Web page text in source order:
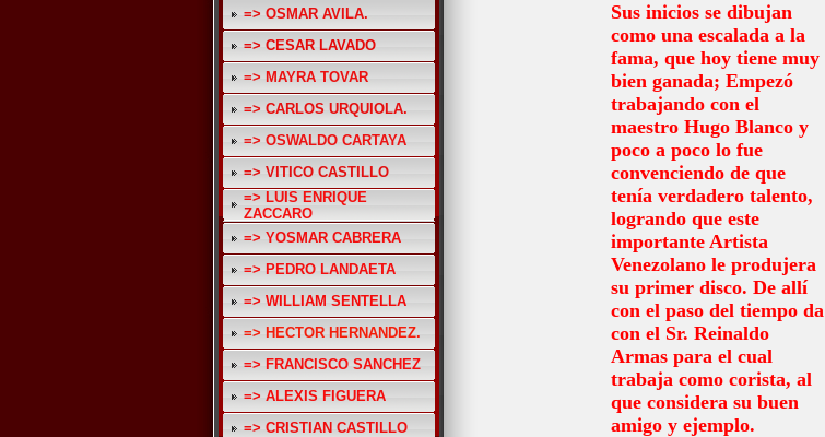
=> OSMAR AVILA.
=> CESAR LAVADO
=> MAYRA TOVAR
=> CARLOS URQUIOLA.
=> OSWALDO CARTAYA
=> VITICO CASTILLO
=> LUIS ENRIQUE
ZACCARO
=> YOSMAR CABRERA
=> PEDRO LANDAETA
=> WILLIAM SENTELLA
=> HECTOR HERNANDEZ.
=> FRANCISCO SANCHEZ
=> ALEXIS FIGUERA
=> CRISTIAN CASTILLO
Sus inicios se dibujan
como una escalada a la
fama, que hoy tiene muy
bien ganada; Empezó
trabajando con el
maestro Hugo Blanco y
poco a poco lo fue
convenciendo de que
tenía verdadero talento,
logrando que este
importante Artista
Venezolano le produjera
su primer disco. De allí
con el paso del tiempo da
con el Sr. Reinaldo
Armas para el cual
trabaja como corista, al
que considera su buen
amigo y ejemplo.